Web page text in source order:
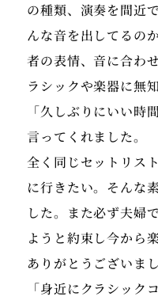
の種類、演奏を間近
んな音を出してるの
者の表情、音に合わ
ラシックや楽器に無
「久しぶりにいい時
言ってくれました。
全く同じセットリス
に行きたい。そんな
した。また必ず夫婦
ようと約束し今から
ありがとうございま
「身近にクラシック